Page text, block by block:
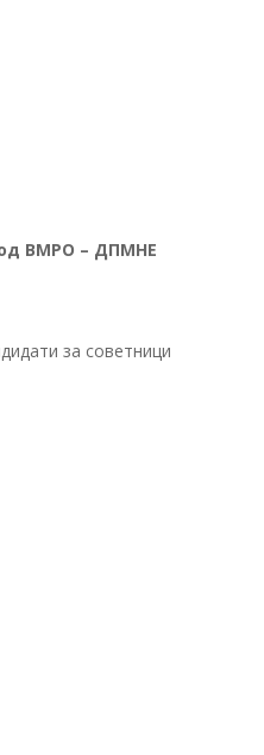
ВМРО – ДПМНЕ
за советници